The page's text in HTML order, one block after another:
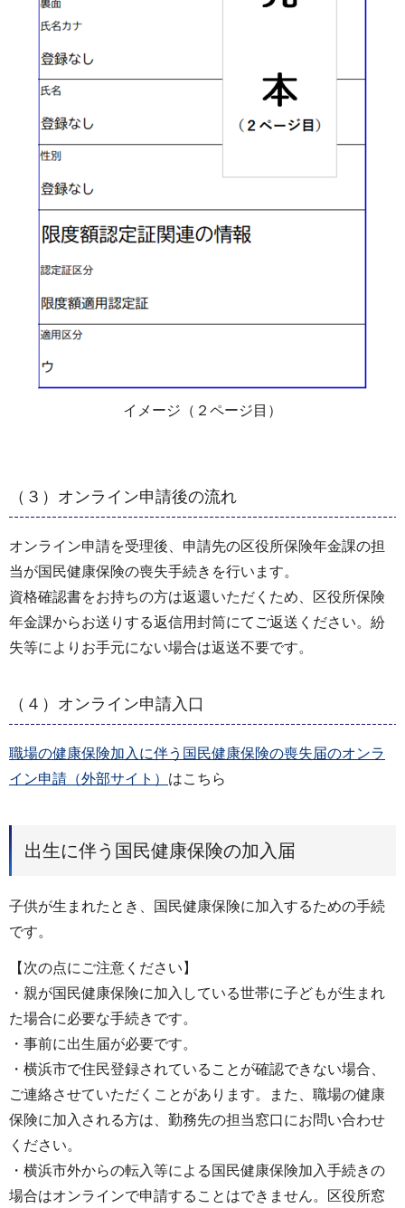
イメージ（２ページ目）
（３）オンライン申請後の流れ
オンライン申請を受理後、申請先の区役所保険年金課の担
当が国民健康保険の喪失手続きを行います。
資格確認書をお持ちの方は返還いただくため、区役所保険
年金課からお送りする返信用封筒にてご返送ください。紛
失等によりお手元にない場合は返送不要です。
（４）オンライン申請入口
職場の健康保険加入に伴う国民健康保険の喪失届のオンラ
イン申請（外部サイト） はこちら
出生に伴う国民健康保険の加入届
子供が生まれたとき、国民健康保険に加入するための手続
です。
【次の点にご注意ください】
・親が国民健康保険に加入している世帯に子どもが生まれ
た場合に必要な手続きです。
・事前に出生届が必要です。
・横浜市で住民登録されていることが確認できない場合、
ご連絡させていただくことがあります。また、職場の健康
保険に加入される方は、勤務先の担当窓口にお問い合わせ
ください。
・横浜市外からの転入等による国民健康保険加入手続きの
場合はオンラインで申請することはできません。区役所窓